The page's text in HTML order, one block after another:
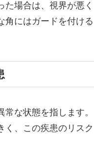
場合は、視界が悪く
角にはガードを付ける
な状態を指します。
く、この疾患のリスク